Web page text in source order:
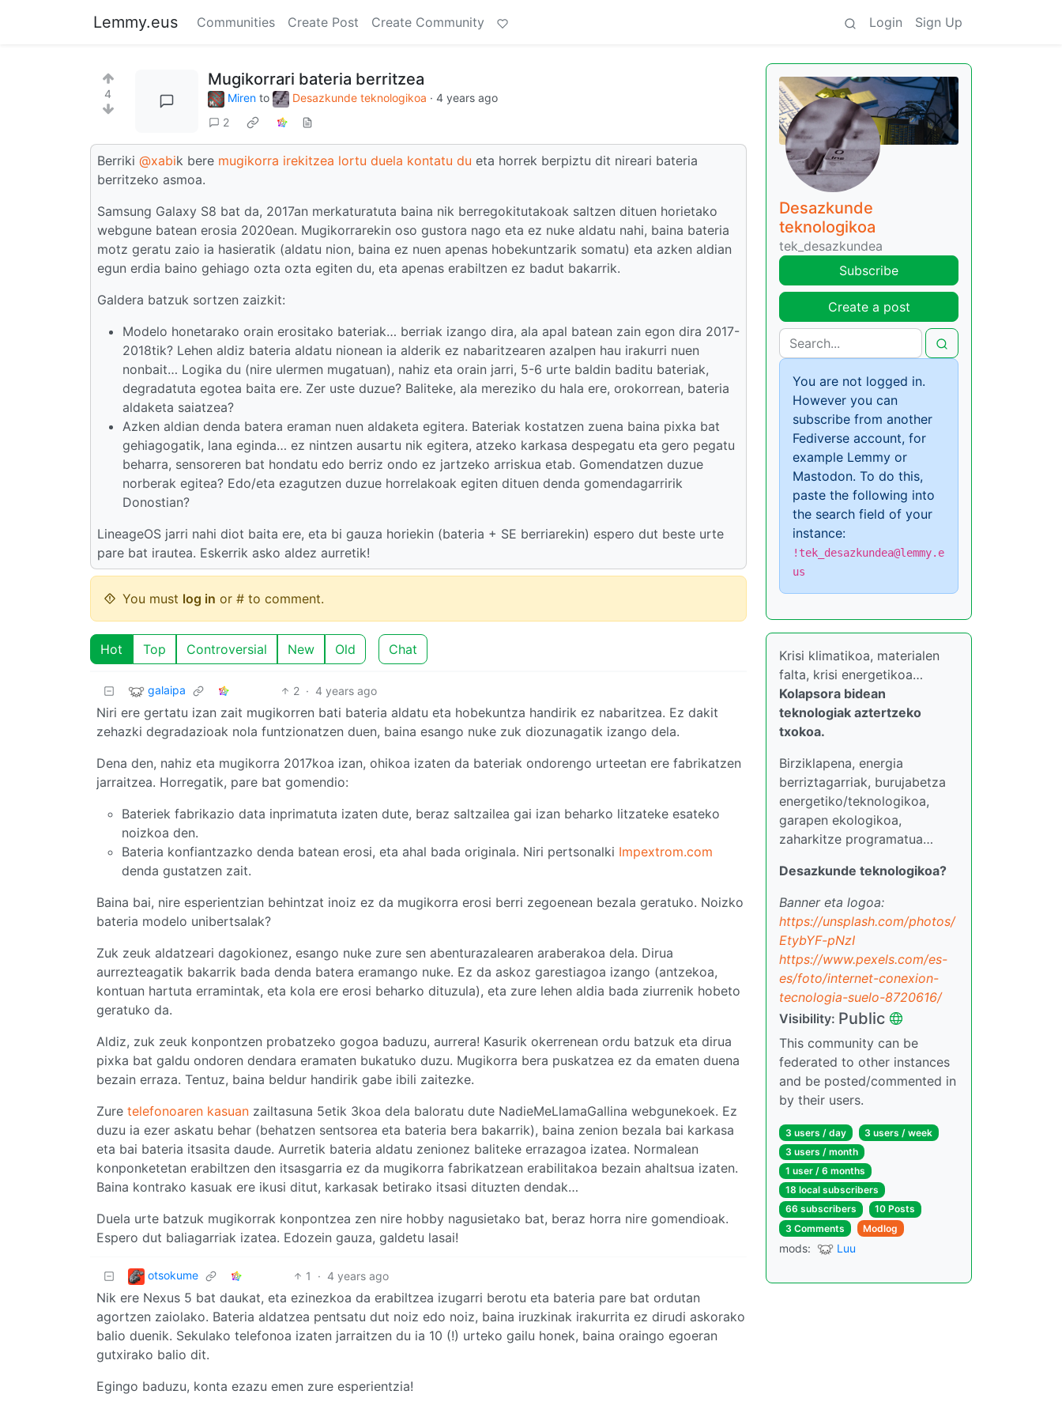
Lemmy.eus Communities Create Post Create Community Login Sign Up
4
Mugikorrari bateria berritzea
Miren to Desazkunde teknologikoa · 4 years ago
2
Berriki @xabik bere mugikorra irekitzea lortu duela kontatu du eta horrek berpiztu dit nireari bateria
berritzeko asmoa.
Samsung Galaxy S8 bat da, 2017an merkaturatuta baina nik berregokitutakoak saltzen dituen horietako
webgune batean erosia 2020ean. Mugikorrarekin oso gustora nago eta ez nuke aldatu nahi, baina bateria
motz geratu zaio ia hasieratik (aldatu nion, baina ez nuen apenas hobekuntzarik somatu) eta azken aldian
egun erdia baino gehiago ozta ozta egiten du, eta apenas erabiltzen ez badut bakarrik.
Galdera batzuk sortzen zaizkit:
Modelo honetarako orain erositako bateriak… berriak izango dira, ala apal batean zain egon dira 2017-
2018tik? Lehen aldiz bateria aldatu nionean ia alderik ez nabaritzearen azalpen hau irakurri nuen
nonbait… Logika du (nire ulermen mugatuan), nahiz eta orain jarri, 5-6 urte baldin baditu bateriak,
degradatuta egotea baita ere. Zer uste duzue? Baliteke, ala mereziko du hala ere, orokorrean, bateria
aldaketa saiatzea?
Azken aldian denda batera eraman nuen aldaketa egitera. Bateriak kostatzen zuena baina pixka bat
gehiagogatik, lana eginda… ez nintzen ausartu nik egitera, atzeko karkasa despegatu eta gero pegatu
beharra, sensoreren bat hondatu edo berriz ondo ez jartzeko arriskua etab. Gomendatzen duzue
norberak egitea? Edo/eta ezagutzen duzue horrelakoak egiten dituen denda gomendagarririk
Donostian?
LineageOS jarri nahi diot baita ere, eta bi gauza horiekin (bateria + SE berriarekin) espero dut beste urte
pare bat irautea. Eskerrik asko aldez aurretik!
You must log in or # to comment.
Hot Top Controversial New Old Chat
galaipa 2 · 4 years ago
Niri ere gertatu izan zait mugikorren bati bateria aldatu eta hobekuntza handirik ez nabaritzea. Ez dakit
zehazki degradazioak nola funtzionatzen duen, baina esango nuke zuk diozunagatik izango dela.
Dena den, nahiz eta mugikorra 2017koa izan, ohikoa izaten da bateriak ondorengo urteetan ere fabrikatzen
jarraitzea. Horregatik, pare bat gomendio:
Bateriek fabrikazio data inprimatuta izaten dute, beraz saltzailea gai izan beharko litzateke esateko
noizkoa den.
Bateria konfiantzazko denda batean erosi, eta ahal bada originala. Niri pertsonalki Impextrom.com
denda gustatzen zait.
Baina bai, nire esperientzian behintzat inoiz ez da mugikorra erosi berri zegoenean bezala geratuko. Noizko
bateria modelo unibertsalak?
Zuk zeuk aldatzeari dagokionez, esango nuke zure sen abenturazalearen araberakoa dela. Dirua
aurrezteagatik bakarrik bada denda batera eramango nuke. Ez da askoz garestiagoa izango (antzekoa,
kontuan hartuta erramintak, eta kola ere erosi beharko dituzula), eta zure lehen aldia bada ziurrenik hobeto
geratuko da.
Aldiz, zuk zeuk konpontzen probatzeko gogoa baduzu, aurrera! Kasurik okerrenean ordu batzuk eta dirua
pixka bat galdu ondoren dendara eramaten bukatuko duzu. Mugikorra bera puskatzea ez da ematen duena
bezain erraza. Tentuz, baina beldur handirik gabe ibili zaitezke.
Zure telefonoaren kasuan zailtasuna 5etik 3koa dela baloratu dute NadieMeLlamaGallina webgunekoek. Ez
duzu ia ezer askatu behar (behatzen sentsorea eta bateria bera bakarrik), baina zenion bezala bai karkasa
eta bai bateria itsasita daude. Aurretik bateria aldatu zenionez baliteke errazagoa izatea. Normalean
konponketetan erabiltzen den itsasgarria ez da mugikorra fabrikatzean erabilitakoa bezain ahaltsua izaten.
Baina kontrako kasuak ere ikusi ditut, karkasak betirako itsasi dituzten dendak…
Duela urte batzuk mugikorrak konpontzea zen nire hobby nagusietako bat, beraz horra nire gomendioak.
Espero dut baliagarriak izatea. Edozein gauza, galdetu lasai!
otsokume 1 · 4 years ago
Nik ere Nexus 5 bat daukat, eta ezinezkoa da erabiltzea izugarri berotu eta bateria pare bat ordutan
agortzen zaiolako. Bateria aldatzea pentsatu dut noiz edo noiz, baina iruzkinak irakurrita ez dirudi askorako
balio duenik. Sekulako telefonoa izaten jarraitzen du ia 10 (!) urteko gailu honek, baina oraingo egoeran
gutxirako balio dit.
Egingo baduzu, konta ezazu emen zure esperientzia!
Desazkunde
teknologikoa
tek_desazkundea
Subscribe
Create a post
You are not logged in.
However you can
subscribe from another
Fediverse account, for
example Lemmy or
Mastodon. To do this,
paste the following into
the search field of your
instance:
!tek_desazkundea@lemmy.e
us
Krisi klimatikoa, materialen
falta, krisi energetikoa…
Kolapsora bidean
teknologiak aztertzeko
txokoa.
Birziklapena, energia
berriztagarriak, burujabetza
energetiko/teknologikoa,
garapen ekologikoa,
zaharkitze programatua…
Desazkunde teknologikoa?
Banner eta logoa:
https://unsplash.com/photos/
EtybYF-pNzI
https://www.pexels.com/es-
es/foto/internet-conexion-
tecnologia-suelo-8720616/
Visibility: Public
This community can be
federated to other instances
and be posted/commented in
by their users.
3 users / day
3 users / week
3 users / month
1 user / 6 months
18 local subscribers
66 subscribers
10 Posts
3 Comments
Modlog
mods: Luu